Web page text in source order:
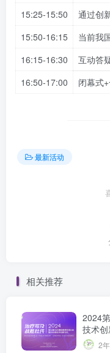
15:25-15:50
通过创
15:50-16:15
当前我
16:15-16:30
互动答
16:50-17:00
闭幕式
最新活动
相关推荐
2024
技术
2